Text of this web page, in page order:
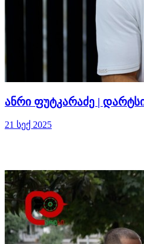
ანრი ფუტკარაძე | დარტსი
21 სექ 2025